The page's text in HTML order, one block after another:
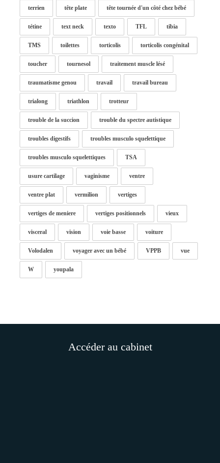
terrien tête plate tête tournée d'un côté chez bébé
tétine text neck texto TFL tibia
TMS toilettes torticolis torticolis congénital
toucher tournesol traitement muscle lésé
traumatisme genou travail travail bureau
trialong triathlon trotteur
trouble de la succion trouble du spectre autistique
troubles digestifs troubles musculo squelettique
troubles musculo squelettiques TSA
usure cartilage vaginisme ventre
ventre plat vermilion vertiges
vertiges de meniere vertiges positionnels vieux
visceral vision voie basse voiture
Volodalen voyager avec un bébé VPPB vue
W youpala
Accéder au cabinet